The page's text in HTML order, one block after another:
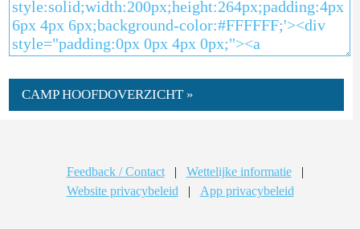
CAMP HOOFDOVERZICHT »
Feedback / Contact | Wettelijke informatie
|
Website privacybeleid
| App privacybeleid